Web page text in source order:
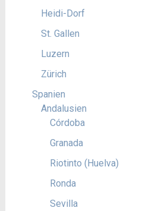
Heidi-Dorf
St. Gallen
Luzern
Zürich
Spanien
Andalusien
Córdoba
Granada
Riotinto (Huelva)
Ronda
Sevilla